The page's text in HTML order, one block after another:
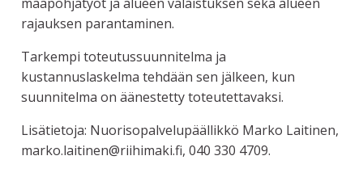
rajauksen parantaminen.
Tarkempi toteutussuunnitelma ja
kustannuslaskelma tehdään sen jälkeen, kun
suunnitelma on äänestetty toteutettavaksi.
Lisätietoja: Nuorisopalvelupäällikkö Marko Laitinen,
marko.laitinen@riihimaki.fi, 040 330 4709.